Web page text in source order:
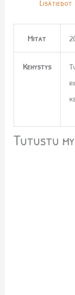
Lisätiedot
Mitat
Kehystys
Tutustu